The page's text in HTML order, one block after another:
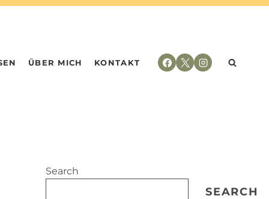
ÜBER MICH KONTAKT
Search
SEARCH